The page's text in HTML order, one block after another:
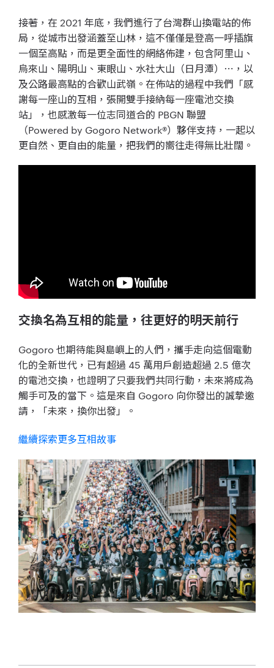
接著，在 2021 年底，我們進行了台灣群山換電站的佈
局，從城市出發涵蓋至山林，這不僅僅是登高一呼插旗
一個至高點，而是更全面性的網絡佈建，包含阿里山、
烏來山、陽明山、東眼山、水社大山（日月潭）⋯，以
及公路最高點的合歡山武嶺。在佈站的過程中我們「感
謝每一座山的互相，張開雙手接納每一座電池交換
站」，也感激每一位志同道合的 PBGN 聯盟
（Powered by Gogoro Network®）夥伴支持，一起以
更自然、更自由的能量，把我們的嚮往走得無比壯闊。
交換名為互相的能量，往更好的明天前行
Gogoro 也期待能與島嶼上的人們，攜手走向這個電動
化的全新世代，已有超過 45 萬用戶創造超過 2.5 億次
的電池交換，也證明了只要我們共同行動，未來將成為
觸手可及的當下。這是來自 Gogoro 向你發出的誠摯邀
請，「未來，換你出發」。
繼續探索更多互相故事